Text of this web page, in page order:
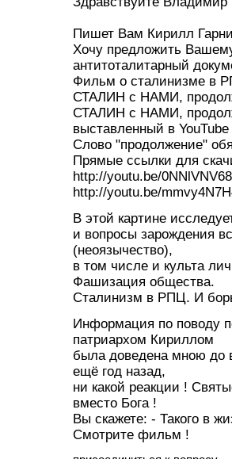
Пишет Вам Кирилл
Хочу предложить
антитоталитарный
Фильм о сталинизме в
СТАЛИН с НАМИ,
СТАЛИН с НАМИ,
выставленный в YouTube
Слово "продолжение"
Прямые ссылки для
http://youtu.be/
http://youtu.be/
В этой картине
и вопросы зарождения
(неоязычество),
в том числе и культа
Фашизация общества.
Сталинизм в РПЦ. И
Информация по
патриархом Кириллом
была доведена мною до
ещё год назад,
ни какой реакции !
вместо Бога !
Вы скажете: - Такого в
Смотрите фильм !